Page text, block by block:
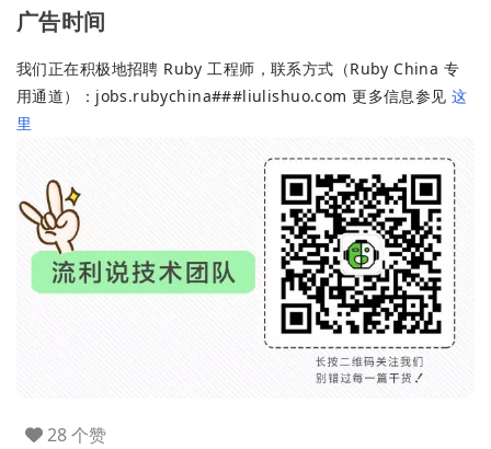
广告时间
我们正在积极地招聘 Ruby 工程师，联系方式（Ruby China 专
用通道）：jobs.rubychina###liulishuo.com 更多信息参见这
里
28 个赞